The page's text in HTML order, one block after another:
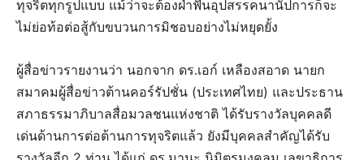
ทุจริตทุกรูปแบบ แม้ว่าจะต้องฝ่าฟันอุปสรรคนานัปการก็จะ
ไม่ย่อท้อต่อสู้กับขบวนการมิชอบอย่างไม่หยุดยั้ง
ผู้สื่อข่าวรายงานว่า นอกจาก ดร.เอก์ เหลืองสอาด นายก
สมาคมผู้สื่อข่าวต้านคอร์รัปชั่น (ประเทศไทย) และประธาน
สภาธรรมาภิบาลสื่อมวลชนแห่งชาติ ได้รับรางวัลบุคคลดี
เด่นด้านการต่อต้านการทุจริตแล้ว ยังมีบุคคลสำคัญได้รับ